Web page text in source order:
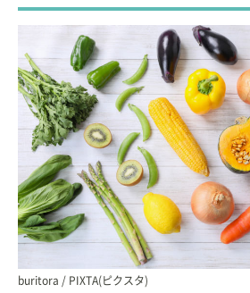
buritora / PIXTA(ピクスタ)